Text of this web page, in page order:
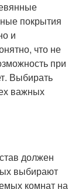
покрытия
и
что не
при
Выбирать
важных
должен
выбирают
комнат на